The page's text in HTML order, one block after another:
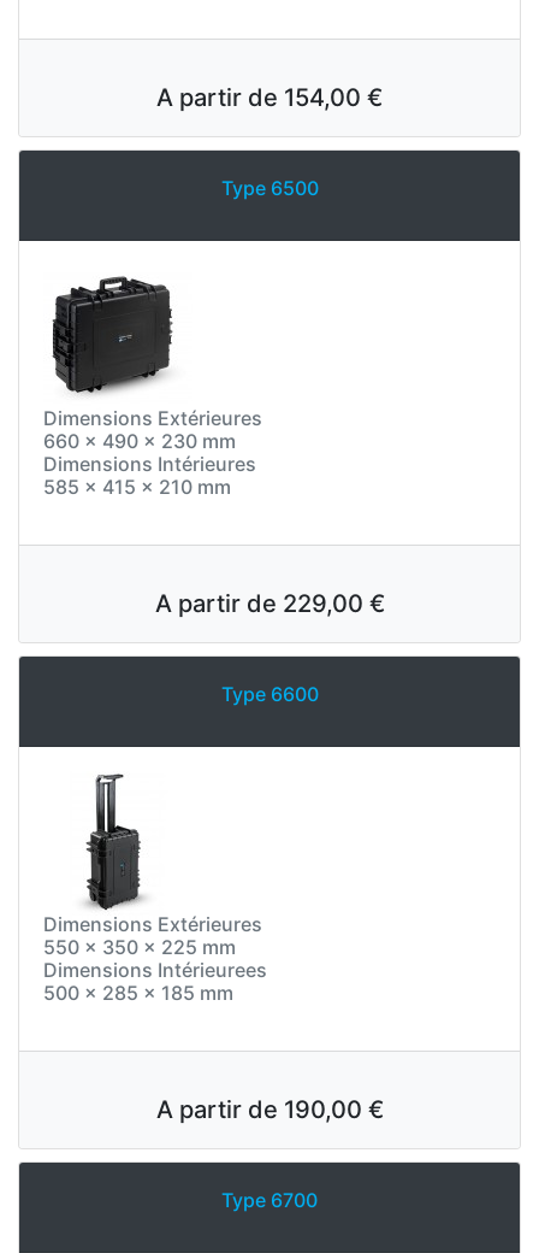
A partir de 154,00 €
Type 6500
Dimensions Extérieures
660 x 490 x 230 mm
Dimensions Intérieures
585 x 415 x 210 mm
A partir de 229,00 €
Type 6600
Dimensions Extérieures
550 x 350 x 225 mm
Dimensions Intérieurees
500 x 285 x 185 mm
A partir de 190,00 €
Type 6700